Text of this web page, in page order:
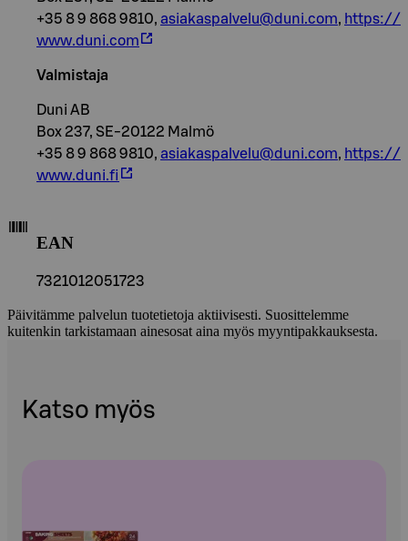
+35 8 9 868 9810, asiakaspalvelu@duni.com, https://
www.duni.com
Valmistaja
Duni AB
Box 237, SE-20122 Malmö
+35 8 9 868 9810, asiakaspalvelu@duni.com, https://
www.duni.fi
EAN
7321012051723
Päivitämme palvelun tuotetietoja aktiivisesti. Suosittelemme
kuitenkin tarkistamaan ainesosat aina myös myyntipakkauksesta.
Katso myös